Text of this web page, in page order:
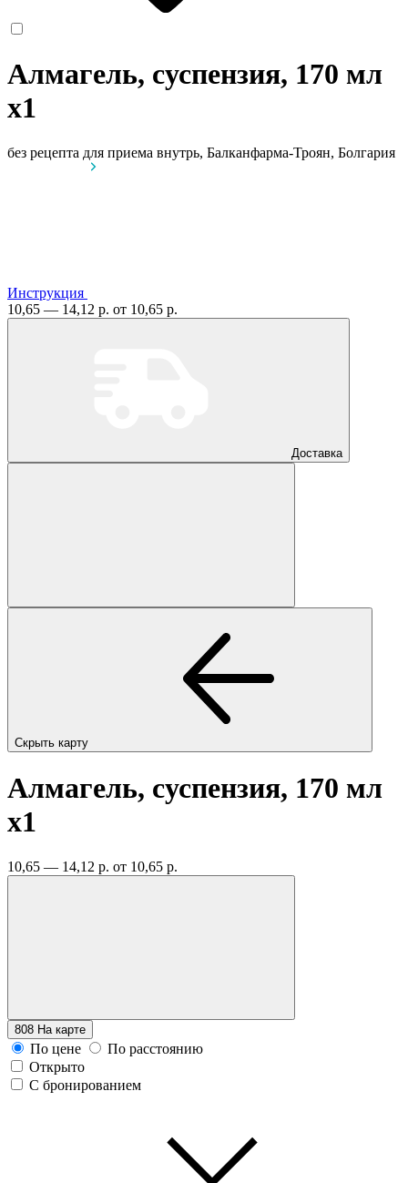
Алмагель, суспензия, 170 мл
x1
без рецепта для приема внутрь, Балканфарма-Троян, Болгария
Инструкция
10,65 — 14,12 р. от 10,65 р.
Доставка
Скрыть карту
Алмагель, суспензия, 170 мл
x1
10,65 — 14,12 р. от 10,65 р.
808 На карте
По цене
По расстоянию
Открыто
С бронированием